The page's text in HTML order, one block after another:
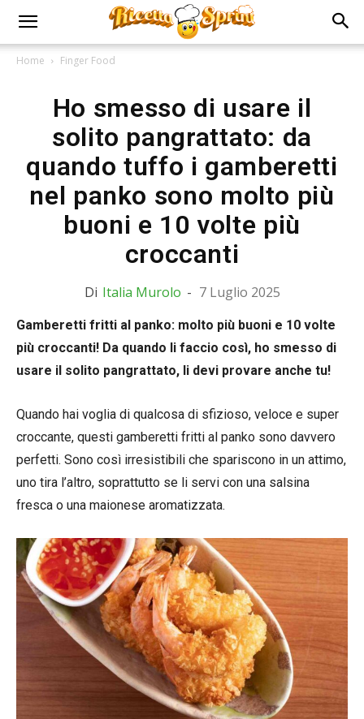
Home Finger Food
Ho smesso di usare il
solito pangrattato: da
quando tuffo i gamberetti
nel panko sono molto più
buoni e 10 volte più
croccanti
Di Italia Murolo - 7 Luglio 2025
Gamberetti fritti al panko: molto più buoni e 10 volte
più croccanti! Da quando li faccio così, ho smesso di
usare il solito pangrattato, li devi provare anche tu!
Quando hai voglia di qualcosa di sfizioso, veloce e super
croccante, questi gamberetti fritti al panko sono davvero
perfetti. Sono così irresistibili che spariscono in un attimo,
uno tira l’altro, soprattutto se li servi con una salsina
fresca o una maionese aromatizzata.